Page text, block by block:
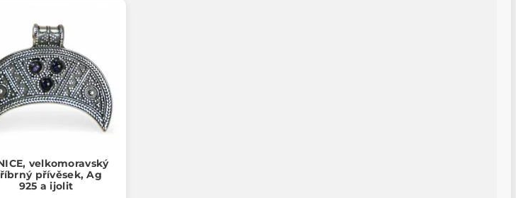
velkomoravský
přívěsek, Ag
925 a ijolit